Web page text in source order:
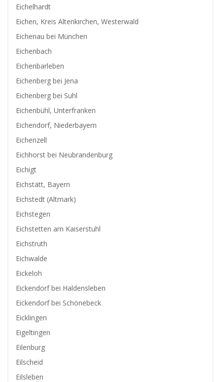
Eichelhardt
Eichen, Kreis Altenkirchen, Westerwald
Eichenau bei München
Eichenbach
Eichenbarleben
Eichenberg bei Jena
Eichenberg bei Suhl
Eichenbühl, Unterfranken
Eichendorf, Niederbayern
Eichenzell
Eichhorst bei Neubrandenburg
Eichigt
Eichstätt, Bayern
Eichstedt (Altmark)
Eichstegen
Eichstetten am Kaiserstuhl
Eichstruth
Eichwalde
Eickeloh
Eickendorf bei Haldensleben
Eickendorf bei Schönebeck
Eicklingen
Eigeltingen
Eilenburg
Eilscheid
Eilsleben